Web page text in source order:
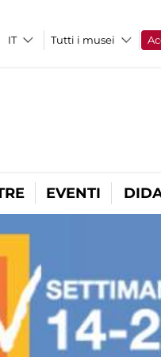
Tutti i musei
EVENTI